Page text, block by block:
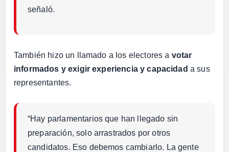
señaló.
También hizo un llamado a los electores a votar
informados y exigir experiencia y capacidad a sus
representantes.
“Hay parlamentarios que han llegado sin
preparación, solo arrastrados por otros
candidatos. Eso debemos cambiarlo. La gente